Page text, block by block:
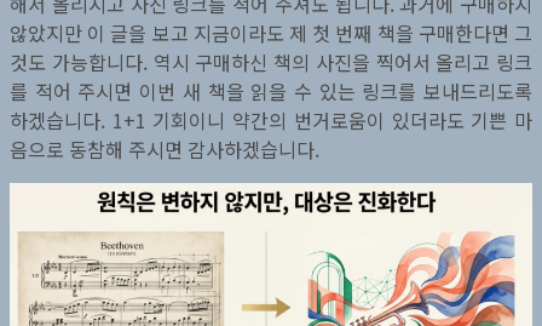
않았지만 이 글을 보고 지금이라도 제 첫 번째 책을 구매한다면 그
것도 가능합니다. 역시 구매하신 책의 사진을 찍어서 올리고 링크
를 적어 주시면 이번 새 책을 읽을 수 있는 링크를 보내드리도록
하겠습니다. 1+1 기회이니 약간의 번거로움이 있더라도 기쁜 마
음으로 동참해 주시면 감사하겠습니다.